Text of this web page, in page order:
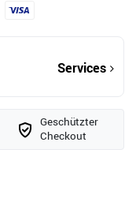
Services
Geschützter
Checkout